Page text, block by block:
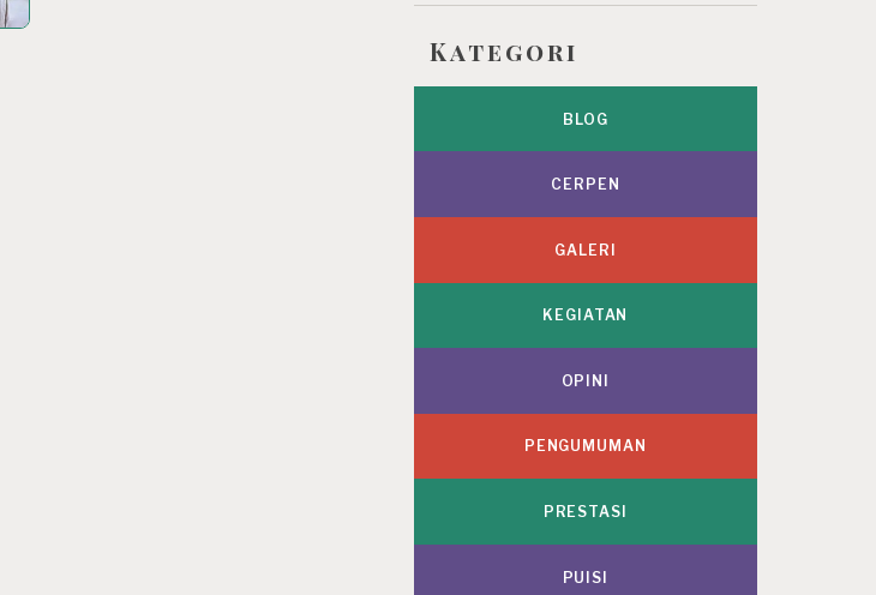
Kategori
BLOG
CERPEN
GALERI
KEGIATAN
OPINI
PENGUMUMAN
PRESTASI
PUISI